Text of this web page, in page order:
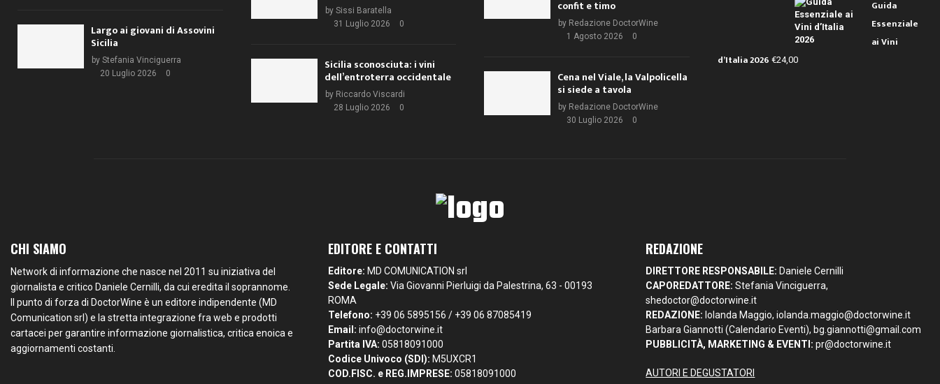
Largo ai giovani di Assovini
Sicilia
by Stefania Vinciguerra
20 Luglio 2026
0
by Sissi Baratella
31 Luglio 2026
0
Sicilia sconosciuta: i vini
dell’entroterra occidentale
by Riccardo Viscardi
28 Luglio 2026
0
confit e timo
by Redazione DoctorWine
1 Agosto 2026
0
Cena nel Viale, la Valpolicella
si siede a tavola
by Redazione DoctorWine
30 Luglio 2026
0
Guida
Essenziale
ai Vini
d’Italia 2026 €24,00
CHI SIAMO
Network di informazione che nasce nel 2011 su iniziativa del
giornalista e critico Daniele Cernilli, da cui eredita il soprannome.
Il punto di forza di DoctorWine è un editore indipendente (MD
Comunication srl) e la stretta integrazione fra web e prodotti
cartacei per garantire informazione giornalistica, critica enoica e
aggiornamenti costanti.
EDITORE E CONTATTI
Editore: MD COMUNICATION srl
Sede Legale: Via Giovanni Pierluigi da Palestrina, 63 - 00193
ROMA
Telefono: +39 06 5895156 / +39 06 87085419
Email: info@doctorwine.it
Partita IVA: 05818091000
Codice Univoco (SDI): M5UXCR1
COD.FISC. e REG.IMPRESE: 05818091000
REDAZIONE
DIRETTORE RESPONSABILE: Daniele Cernilli
CAPOREDATTORE: Stefania Vinciguerra,
shedoctor@doctorwine.it
REDAZIONE: Iolanda Maggio,iolanda.maggio@doctorwine.it
Barbara Giannotti (Calendario Eventi), bg.giannotti@gmail.com
PUBBLICITÀ, MARKETING & EVENTI: pr@doctorwine.it
AUTORI E DEGUSTATORI